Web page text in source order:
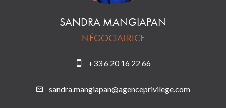
SANDRA MANGIAPAN
NÉGOCIATRICE
+33 6 20 16 22 66
sandra.mangiapan@agenceprivilege.com